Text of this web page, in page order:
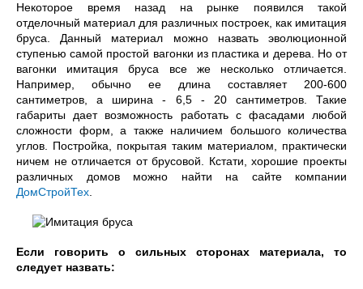
Некоторое время назад на рынке появился такой
отделочный материал для различных построек, как имитация
бруса. Данный материал можно назвать эволюционной
ступенью самой простой вагонки из пластика и дерева. Но от
вагонки имитация бруса все же несколько отличается.
Например, обычно ее длина составляет 200-600
сантиметров, а ширина - 6,5 - 20 сантиметров. Такие
габариты дает возможность работать с фасадами любой
сложности форм, а также наличием большого количества
углов. Постройка, покрытая таким материалом, практически
ничем не отличается от брусовой. Кстати, хорошие проекты
различных домов можно найти на сайте компании
ДомСтройТех
Если говорить о сильных сторонах материала, то
следует назвать: